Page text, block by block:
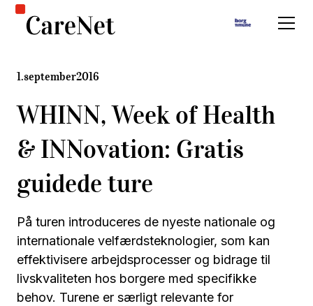
1.september2016
WHINN, Week of Health
& INNovation: Gratis
guidede ture
På turen introduceres de nyeste nationale og
internationale velfærdsteknologier, som kan
effektivisere arbejdsprocesser og bidrage til
livskvaliteten hos borgere med specifikke
behov. Turene er særligt relevante for